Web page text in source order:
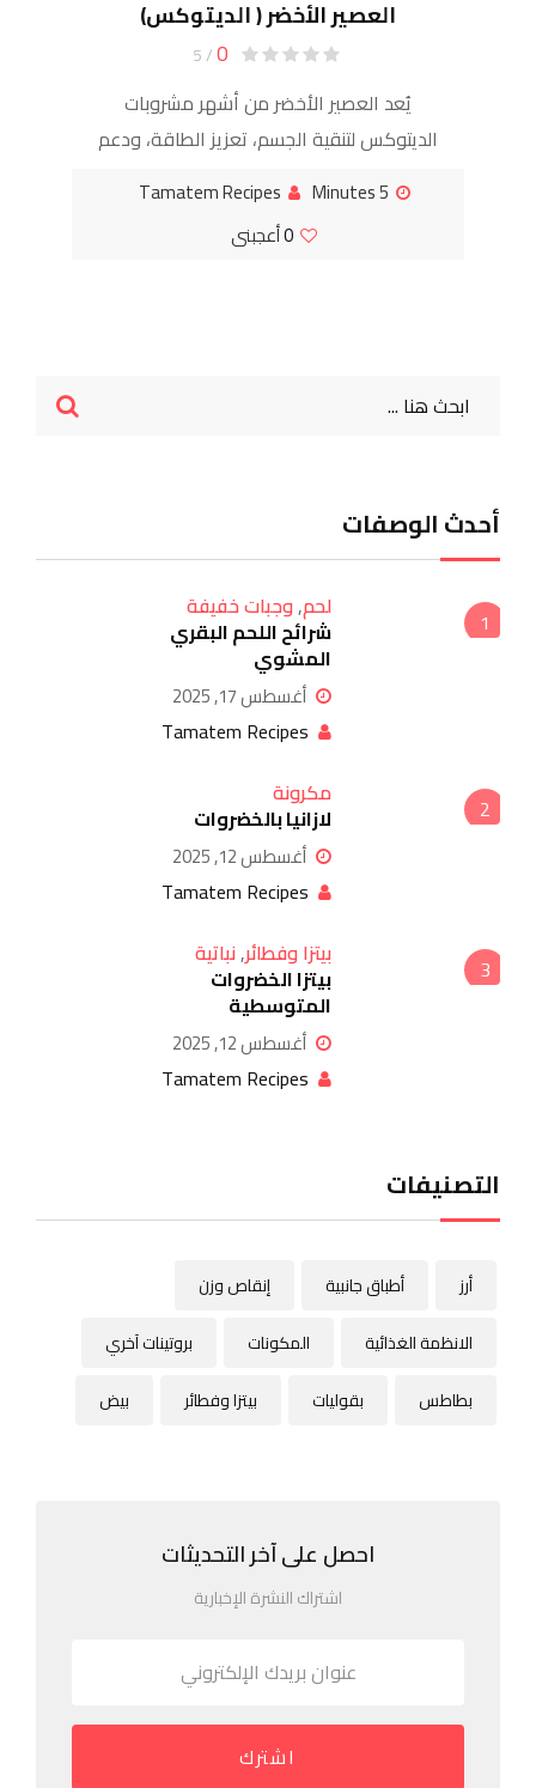
العصير الأخضر ( الديتوكس)
0
/ 5
يُعد العصير الأخضر من أشهر مشروبات
الديتوكس لتنقية الجسم، تعزيز الطاقة، ودعم
مكونات طبيعية غنية بالفيتامينات، المعادن،
والألياف، ويمتاز بمذاقه
5 Minutes
Tamatem Recipes
0أعجبنى
أحدث الوصفات
لحم,وجبات خفيفة
شرائح اللحم البقري
المشوي
أغسطس 17, 2025
Tamatem Recipes
مكرونة
لازانيا بالخضروات
أغسطس 12, 2025
Tamatem Recipes
بيتزا وفطائر,نباتية
بيتزا الخضروات
المتوسطية
أغسطس 12, 2025
Tamatem Recipes
التصنيفات
أطباق جانبية
إنقاص وزن
الانظمة الغذائية
المكونات
بروتينات آخري
بطاطس
بقوليات بيتزا وفطائر بيض
احصل على آخر التحديثات
اشتراك النشرة الإخبارية
اشترك